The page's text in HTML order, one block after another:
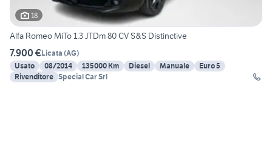
18
Alfa Romeo MiTo 1.3 JTDm 80 CV S&S Distinctive
7.900 €Licata (AG)
Usato
08/2014 135000 Km Diesel Manuale
Euro 5
Rivenditore Special Car Srl